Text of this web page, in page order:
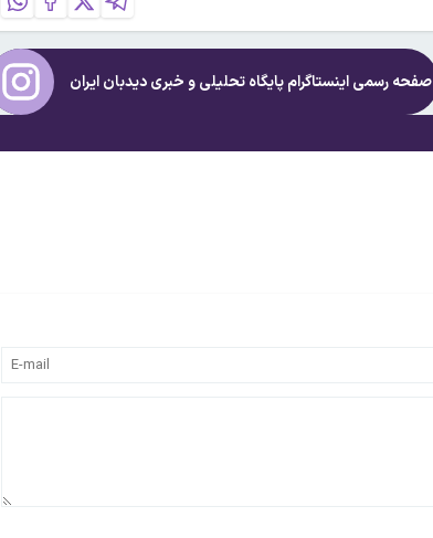
صفحه رسمی اینستاگرام پایگاه تحلیلی و خبریدیدبان ایران